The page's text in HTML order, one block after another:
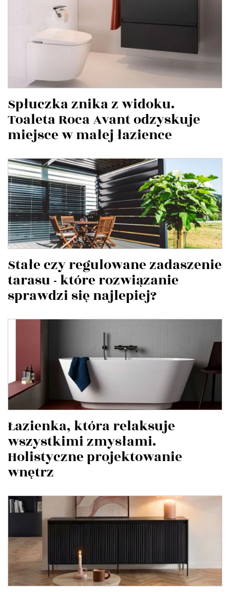
Spłuczka znika z widoku.
Toaleta Roca Avant odzyskuje
miejsce w małej łazience
Stałe czy regulowane zadaszenie
tarasu - które rozwiązanie
sprawdzi się najlepiej?
Łazienka, która relaksuje
wszystkimi zmysłami.
Holistyczne projektowanie
wnętrz